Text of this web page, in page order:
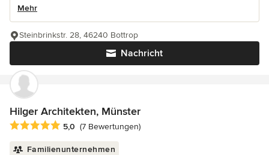
Mehr
Nachricht
Steinbrinkstr. 28, 46240 Bottrop
Hilger Architekten, Münster
Durchschnittliche Bewertung: 5 von 5 Sternen
5,0 (7 Bewertungen)
Familienunternehmen